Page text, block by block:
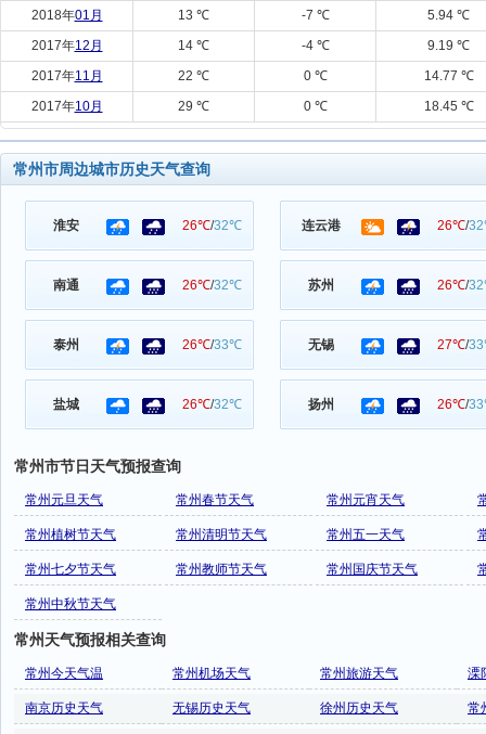
2018年01月 13 ℃ -7 ℃
5.94 ℃
2017年12月 14 ℃ -4 ℃
9.19 ℃
2017年11月 22 ℃ 0 ℃
14.77 ℃
2017年10月 29 ℃ 0 ℃ 18.45 ℃
常州市周边城市历史天气查询
淮安 26℃/32℃ 连云港 26℃/
南通 26℃/32℃ 苏州 26℃/
泰州 26℃/33℃ 无锡 27℃/
盐城 26℃/32℃ 扬州 26℃/
常州市节日天气预报查询
常州元旦天气 常州春节天气 常州元宵天气
常州植树节天气 常州清明节天气 常州五一天气
常州七夕节天气 常州教师节天气 常州国庆节天气
常州中秋节天气
常州天气预报相关查询
常州今天气温 常州机场天气 常州旅游天气 溧
南京历史天气 无锡历史天气 徐州历史天气 常